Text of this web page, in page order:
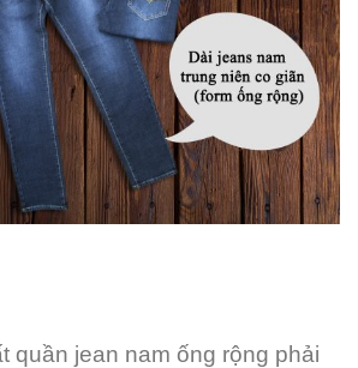
quần jean nam ống rộng phải